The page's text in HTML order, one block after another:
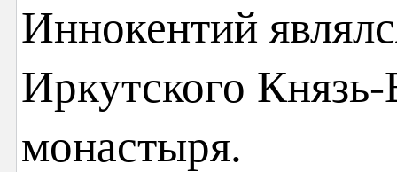
Иннокентий
Иркутского
монастыря.